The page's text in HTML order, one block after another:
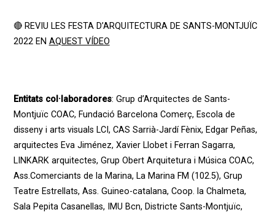
🔴 REVIU LES FESTA D’ARQUITECTURA DE SANTS-MONTJUÏC
2022 EN AQUEST VÍDEO
Entitats col·laboradores: Grup d’Arquitectes de Sants-
Montjuïc COAC, Fundació Barcelona Comerç, Escola de
dissenyi arts visuals LCI, CAS Sarrià-Jardí Fènix, Edgar Peñas,
arquitectes Eva Jiménez, Xavier Llobet i Ferran Sagarra,
LINKARK arquitectes, Grup Obert Arquiteturai Música COAC,
Ass.Comerciants de la Marina, La Marina FM (102.5), Grup
Teatre Estrellats, Ass. Guineo-catalana, Coop. la Chalmeta,
Sala Pepita Casanellas, IMU Bcn, Districte Sants-Montjuïc,